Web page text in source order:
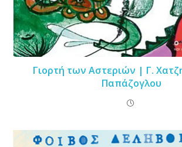
Γιορτή των Αστεριών | Γ.
Παπάζογλου